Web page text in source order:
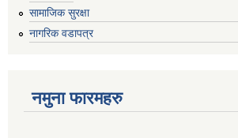
सामाजिक सुरक्षा
नागरिक वडापत्र
नमुना फारमहरु